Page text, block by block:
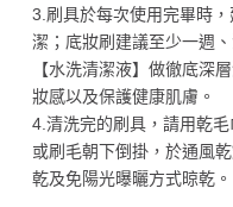
3.刷具於每次使用完畢時
潔；底妝刷建議至少一週
【水洗清潔液】做徹底深
妝感以及保護健康肌膚。
4.清洗完的刷具，請用乾
或刷毛朝下倒掛，於通風
乾及免陽光曝曬方式晾乾。